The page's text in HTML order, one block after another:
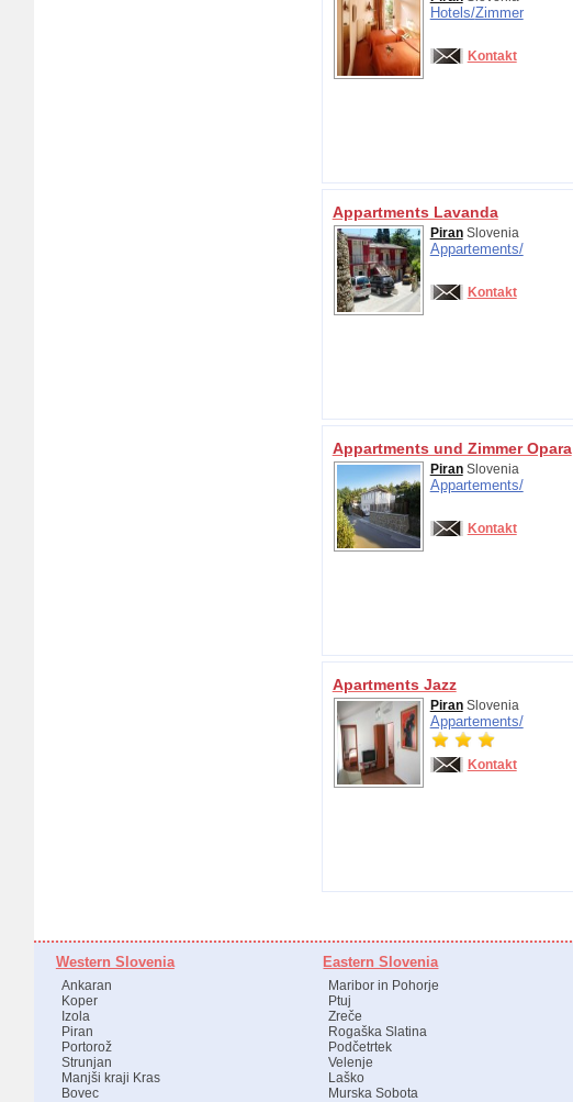
Hotels/Zimmer
Kontakt
Appartments Lavanda
PiranSlovenia
Appartements/
Kontakt
Appartments und Zimmer Opara
PiranSlovenia
Appartements/
Kontakt
Apartments Jazz
PiranSlovenia
Appartements/
Kontakt
Western Slovenia
Ankaran
Koper
Izola
Piran
Portorož
Strunjan
Manjši kraji Kras
Bovec
Eastern Slovenia
Maribor in Pohorje
Ptuj
Zreče
Rogaška Slatina
Podčetrtek
Velenje
Laško
Murska Sobota